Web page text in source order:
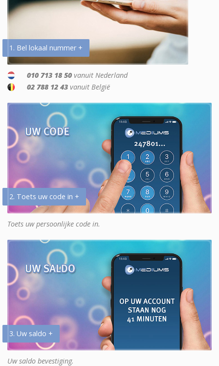
1. Bel lokaal nummer +
010 713 18 50 vanuit Nederland
02 788 12 43 vanuit België
2. Toets uw code in +
Toets uw persoonlijke code in.
3. Uw saldo +
Uw saldo bevestiging.